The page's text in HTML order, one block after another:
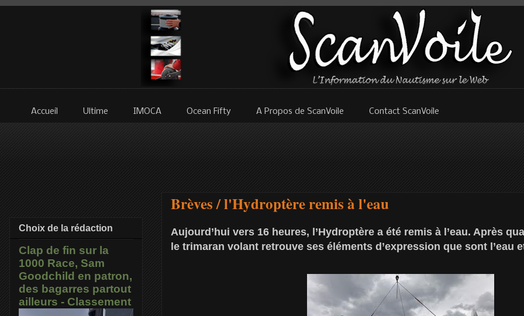
Accueil Ultime IMOCA Ocean Fifty A Propos de ScanVoile Contact ScanVoile
Brèves / l'Hydroptère remis à l'eau
Aujourd’hui vers 16 heures, l’Hydroptère a été remis à l’eau. Après
le trimaran volant retrouve ses éléments d’expression que sont l’eau
Choix de la rédaction
Clap de fin sur la
1000 Race, Sam
Goodchild en patron,
des bagarres partout
ailleurs - Classement